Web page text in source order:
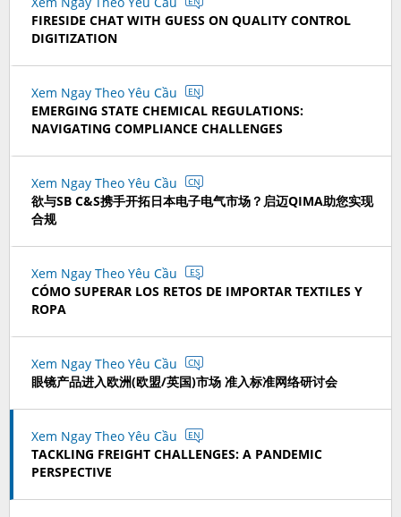
FIRESIDE CHAT WITH GUESS ON QUALITY CONTROL
DIGITIZATION
Xem Ngay Theo Yêu Cầu EN
EMERGING STATE CHEMICAL REGULATIONS:
NAVIGATING COMPLIANCE CHALLENGES
Xem Ngay Theo Yêu Cầu CN
欲与SB C&S携手开拓日本电子电气市场？启迈QIMA助您实现
合规
Xem Ngay Theo Yêu Cầu ES
CÓMO SUPERAR LOS RETOS DE IMPORTAR TEXTILES Y
ROPA
Xem Ngay Theo Yêu Cầu CN
眼镜产品进入欧洲(欧盟/英国)市场 准入标准网络研讨会
Xem Ngay Theo Yêu Cầu EN
TACKLING FREIGHT CHALLENGES: A PANDEMIC
PERSPECTIVE